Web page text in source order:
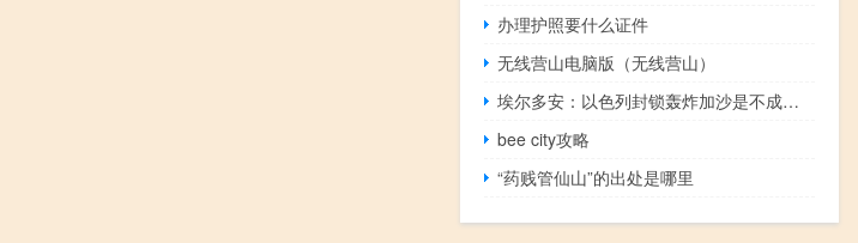
办理护照要什么证件
无线营山电脑版（无线营山）
埃尔多安：以色列封锁轰炸加沙是不成比例反应相当于“屠杀”
bee city攻略
“药贱管仙山”的出处是哪里